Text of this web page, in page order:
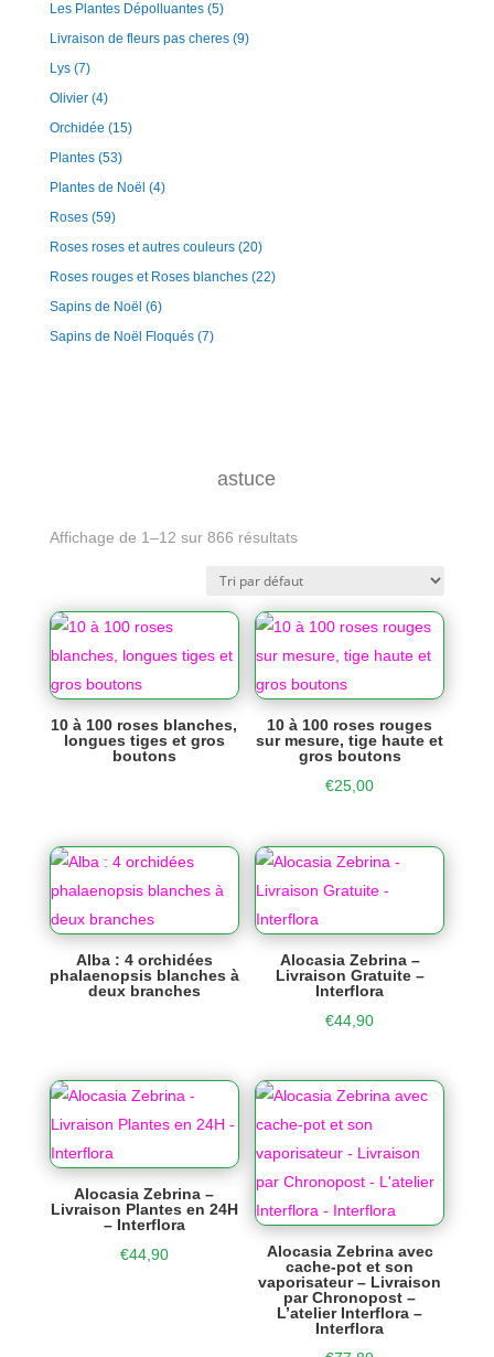
Les Plantes Dépolluantes (5)
Livraison de fleurs pas cheres (9)
Lys (7)
Olivier (4)
Orchidée (15)
Plantes (53)
Plantes de Noël (4)
Roses (59)
Roses roses et autres couleurs (20)
Roses rouges et Roses blanches (22)
Sapins de Noël (6)
Sapins de Noël Floqués (7)
astuce
Affichage de 1–12 sur 866 résultats
10 à 100 roses blanches,
longues tiges et gros
boutons
10 à 100 roses rouges
sur mesure, tige haute et
gros boutons
€25,00
Alba : 4 orchidées
phalaenopsis blanches à
deux branches
Alocasia Zebrina –
Livraison Gratuite –
Interflora
€44,90
Alocasia Zebrina –
Livraison Plantes en 24H
– Interflora
€44,90
Alocasia Zebrina avec
cache-pot et son
vaporisateur – Livraison
par Chronopost –
L’atelier Interflora –
Interflora